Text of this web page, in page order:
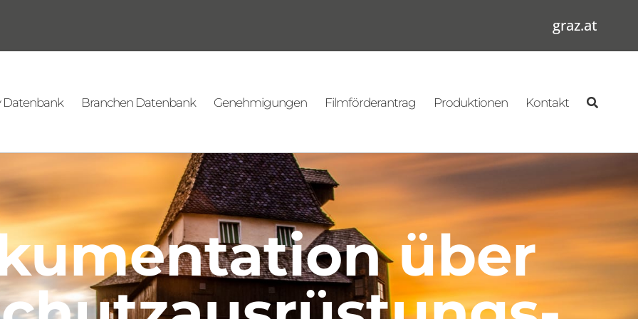
graz.at
Datenbank Branchen Datenbank Genehmigungen Filmförderantrag Produktionen Kontakt
über